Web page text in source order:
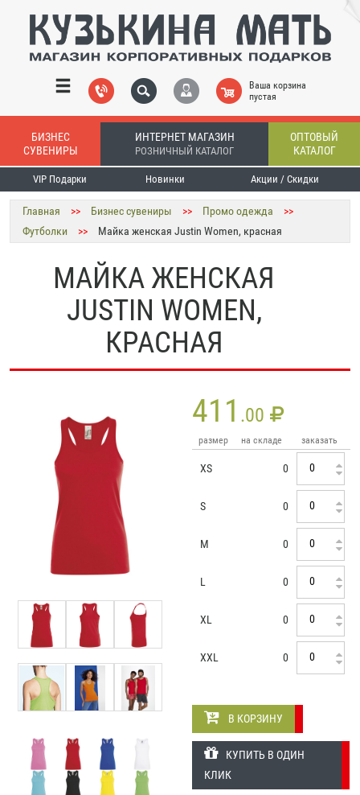
Ваша корзина
пустая
БИЗНЕС
СУВЕНИРЫ
ИНТЕРНЕТ МАГАЗИН
РОЗНИЧНЫЙ КАТАЛОГ
ОПТОВЫЙ
КАТАЛОГ
VIP Подарки Новинки Акции / Скидки
Главная >> Бизнес сувениры >> Промо одежда
>>
Футболки
>> Майка женская Justin Women, красная
МАЙКА ЖЕНСКАЯ
JUSTIN WOMEN,
КРАСНАЯ
411 .00
размер на складе заказать
XS 0
S 0
M 0
L 0
XL 0
XXL 0
В КОРЗИНУ
КУПИТЬ В ОДИН
КЛИК